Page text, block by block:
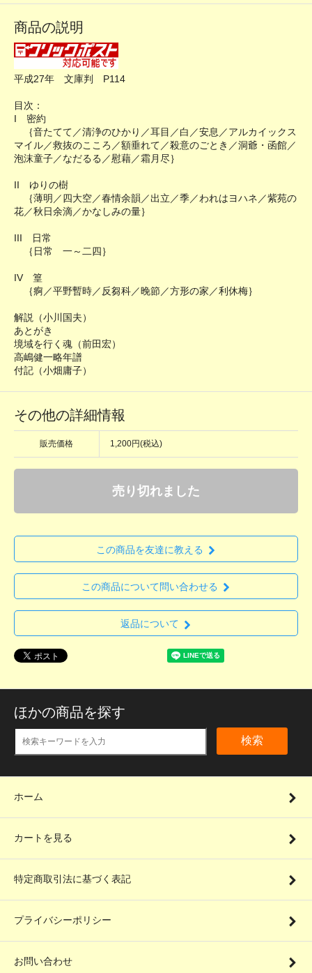
商品の説明
平成27年 文庫判 P114
目次：
I 密約
｛音たてて／清浄のひかり／耳目／白／安息／アルカイックス
マイル／救抜のこころ／額垂れて／殺意のごとき／洞爺・函館／
泡沫童子／なだるる／慰藉／霜月尽｝
II ゆりの樹
｛薄明／四大空／春情余韻／出立／季／われはヨハネ／紫苑の
花／秋日余滴／かなしみの量｝
III 日常
｛日常 一～二四｝
IV 篁
｛痾／平野暫時／反芻科／晚節／方形の家／利休梅｝
解説（小川国夫）
あとがき
境域を行く魂（前田宏）
高嶋健一略年譜
付記（小畑庸子）
その他の詳細情報
販売価格 1,200円(税込)
売り切れました
この商品を友達に教える
この商品について問い合わせる
返品について
ほかの商品を探す
検索
ホーム
カートを見る
特定商取引法に基づく表記
プライバシーポリシー
お問い合わせ